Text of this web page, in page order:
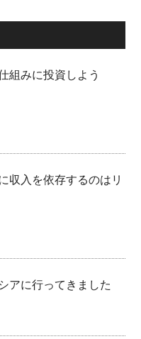
組みに投資しよう
収入を依存するのはリ
アに行ってきました